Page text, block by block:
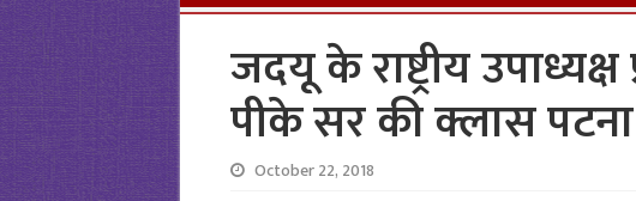
जदयू के राष्ट्रीय
पीके सर की क्लास
October 22, 2018